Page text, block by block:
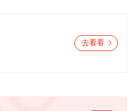
去看看